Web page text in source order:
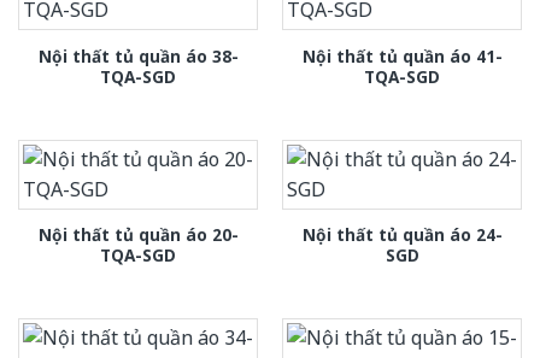
Nội thất tủ quần áo 38-
TQA-SGD
Nội thất tủ quần áo 41-
TQA-SGD
Nội thất tủ quần áo 20-
TQA-SGD
Nội thất tủ quần áo 24-
SGD